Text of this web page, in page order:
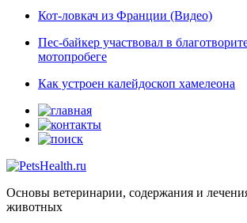
Кот-ловкач из Франции (Видео)
Пес-байкер участвовал в
мотопробеге
Как устроен калейдоскоп хамелеона
Основы ветеринарии, содержания и
животных